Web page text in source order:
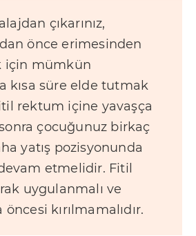
çıkarınız,
önce erimesinden
için mümkün
kısa süre elde tutmak
rektum içine yavaşça
çocuğunuz birkaç
yatış pozisyonunda
etmelidir. Fitil
uygulanmalı ve
kırılmamalıdır.